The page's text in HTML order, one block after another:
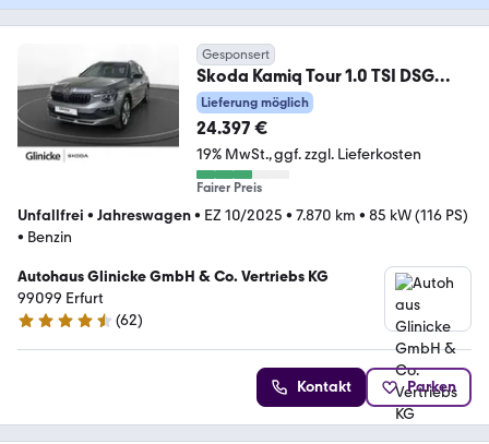
Gesponsert
Skoda Kamiq Tour 1.0 TSI DSG
Grey&Black Tour Infot.
Lieferung möglich
24.397 €
19% MwSt. ggf. zzgl. Lieferkosten
Fairer Preis
Unfallfrei • Jahreswagen• EZ 10/2025 • 7.870 km • 85 kW (116 PS)
• Benzin
Autohaus Glinicke GmbH & Co. Vertriebs KG
99099 Erfurt
4.5 Sterne
(62)
Kontakt Parken